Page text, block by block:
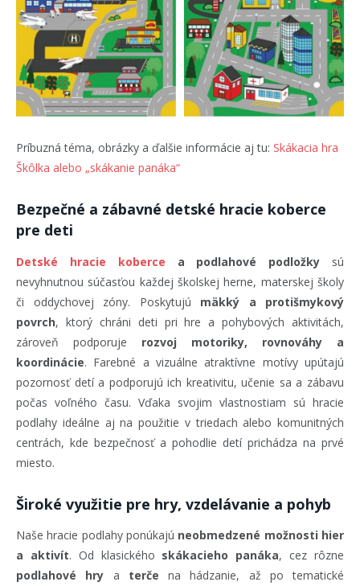
Príbuzná téma, obrázky a ďalšie informácie aj tu: Skákacia hra
Škôlka alebo „skákanie panáka“
Bezpečné a zábavné detské hracie koberce
pre deti
Detské hracie koberce a podlahové podložky sú
nevyhnutnou súčasťou každej školskej herne, materskej školy
či oddychovej zóny. Poskytujú mäkký a protišmykový
povrch, ktorý chráni deti pri hre a pohybových aktivitách,
zároveň podporuje rozvoj motoriky, rovnováhy a
koordinácie. Farebné a vizuálne atraktívne motívy upútajú
pozornosť detí a podporujú ich kreativitu, učenie sa a zábavu
počas voľného času. Vďaka svojim vlastnostiam sú hracie
podlahy ideálne aj na použitie v triedach alebo komunitných
centrách, kde bezpečnosť a pohodlie detí prichádza na prvé
miesto.
Široké využitie pre hry, vzdelávanie a pohyb
Naše hracie podlahy ponúkajú neobmedzené možnosti hier
a aktivít. Od klasického skákacieho panáka, cez rôzne
podlahové hry a terče na hádzanie, až po tematické